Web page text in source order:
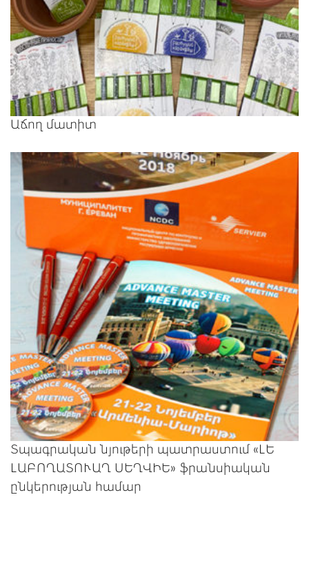
Աճող մատիտ
Տպագրական նյութերի պատրաստում «ԼԵ
ԼԱԲՈՂԱՏՈՒԱՂ ՍԵՂՎԻԵ» ֆրանսիական
ընկերության համար